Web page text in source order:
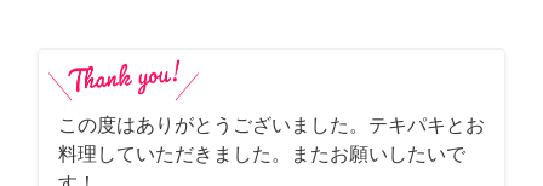
この度はありがとうございました。テキパキとお
料理していただきました。またお願いしたいで